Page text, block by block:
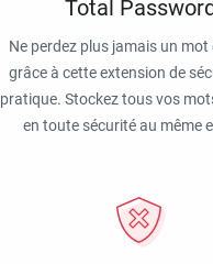
Total
Ne perdez plus jamais un mot
grâce à cette extension de
pratique. Stockez tous vos
en toute sécurité au même